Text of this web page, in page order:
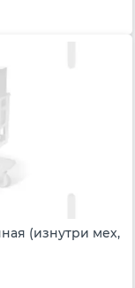
(изнутри мех,